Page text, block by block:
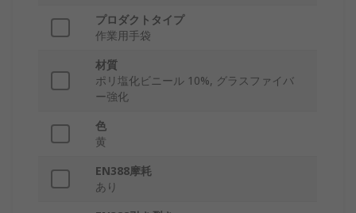
プロダクトタイプ
作業用手袋
材質
ポリ塩化ビニール 10%, グラスファイバ
ー強化
色
黄
EN388摩耗
あり